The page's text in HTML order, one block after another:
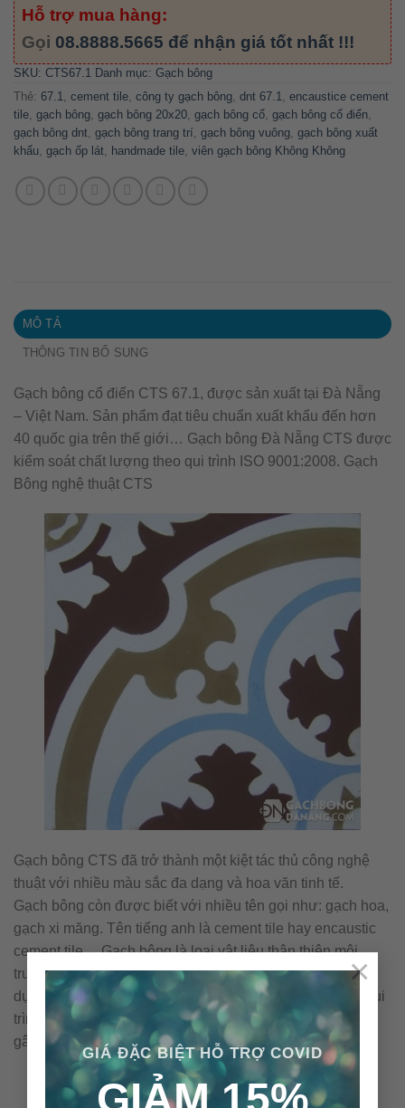
GIÁ ĐẶC BIỆT HỖ TRỢ COVID
×
Hỗ trợ mua hàng:
Gọi 08.8888.5665 để nhận giá tốt nhất !!!
SKU: CTS67.1 Danh mục: Gạch bông
Thẻ: 67.1 cement tile công ty gạch bông dnt 67.1
encaustice cement
tile gạch bông gạch bông 20x20 gạch bông cổ gạch bông cổ điển
gạch bông dnt gạch bông trang trí gạch bông vuông gạch bông xuất
khẩu gạch ốp lát handmade tile viên gạch bông Không Không
MÔ TẢ
THÔNG TIN BỔ SUNG
Gạch bông cổ điển CTS 67.1, được sản xuất tại Đà Nẵng
– Việt Nam. Sản phẩm đạt tiêu chuẩn xuất khẩu đến hơn
40 quốc gia trên thế giới… Gạch bông Đà Nẵng CTS được
kiểm soát chất lượng theo qui trình ISO 9001:2008. Gạch
Bông nghệ thuật CTS
Gạch bông CTS đã trở thành một kiệt tác thủ công nghệ
thuật với nhiều màu sắc đa dạng và hoa văn tinh tế.
Gạch bông còn được biết với nhiều tên gọi như: gạch hoa,
gạch xi măng. Tên tiếng anh là cement tile hay encaustic
cement tile… Gạch bông là loại vật liệu thân thiện môi
trường với những nguyên vật liệu tự nhiên và không sử
dụng nhiên liệu đốt trong quá trình sản xuất. Cấu tạo & qui
trình nên viên gạch bông được sản xuất thủ công không
gây ra ô nhiễm môi trường.